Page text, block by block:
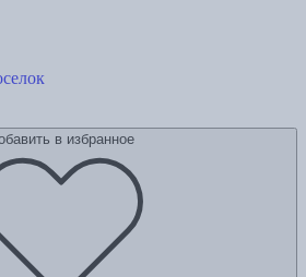
в избранное